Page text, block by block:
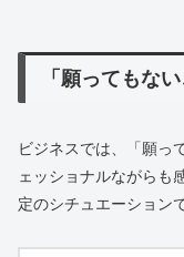
「願ってもな
ビジネスでは、「願っ
ェッショナルながらも
定のシチュエーション